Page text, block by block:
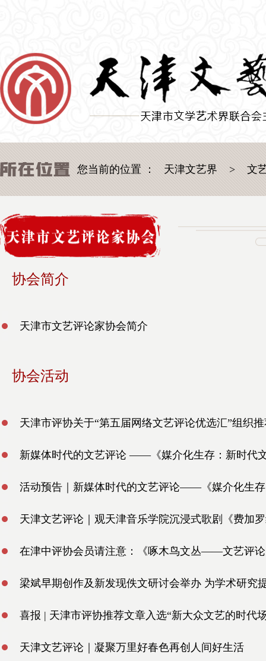
您当前的位置 ： 天津文艺界 > 文
协会简介
天津市文艺评论家协会简介
协会活动
天津市评协关于“第五届网络文艺评论优选汇”组织
新媒体时代的文艺评论 ——《媒介化生存：新时代
活动预告｜新媒体时代的文艺评论——《媒介化生
天津文艺评论｜观天津音乐学院沉浸式歌剧《费加
在津中评协会员请注意：《啄木鸟文丛——文艺评
梁斌早期创作及新发现佚文研讨会举办 为学术研究
喜报 | 天津市评协推荐文章入选“新大众文艺的时代
天津文艺评论｜凝聚万里好春色再创人间好生活